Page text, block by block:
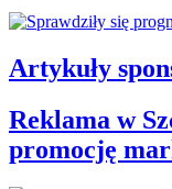
Artykuły
Reklama w
promocję